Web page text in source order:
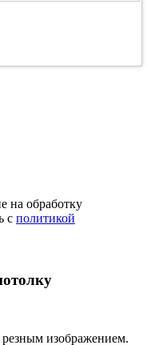
на обработку
с политикой
резным изображением.